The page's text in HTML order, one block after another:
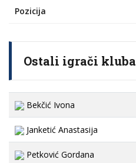
Pozicija
Ostali igrači kluba
Bekčić Ivona
Janketić Anastasija
Petković Gordana